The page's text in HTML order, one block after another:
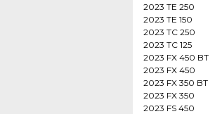
2023 TE 250
2023 TE 150
2023 TC 250
2023 TC 125
2023 FX 450 BT
2023 FX 450
2023 FX 350 BT
2023 FX 350
2023 FS 450